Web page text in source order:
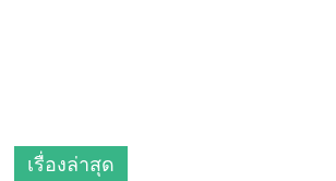
เรื่องล่าสุด